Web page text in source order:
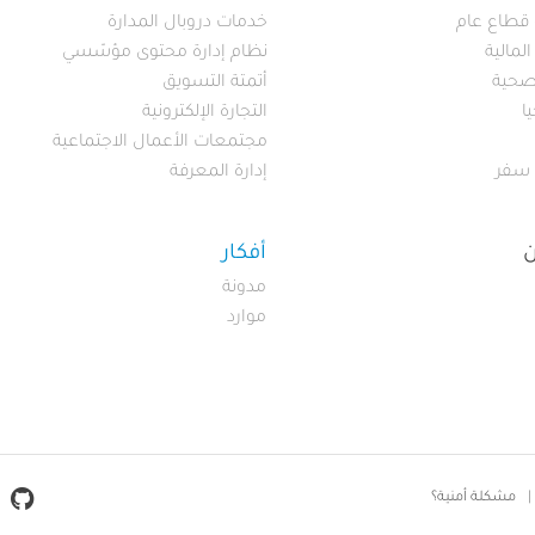
قطاع عام
سفر
خدمات دروبال المدارة
نظام إدارة محتوى مؤسّسي
أتمتة التسويق
التجارة الإلكترونية
مجتمعات الأعمال الاجتماعية
إدارة المعرفة
أفكار
مدونة
موارد
مشكلة أمنية؟ Media